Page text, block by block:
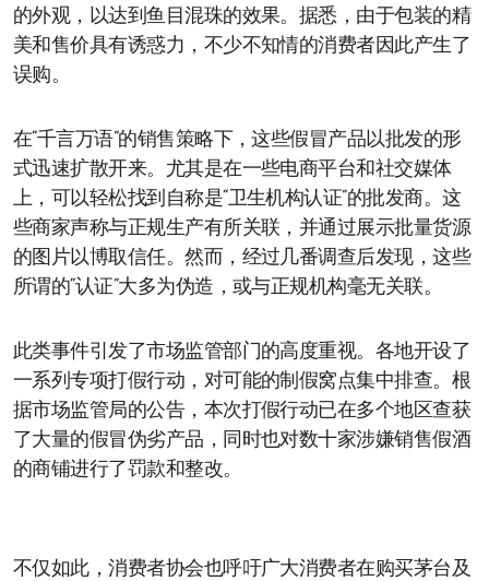
的外观，以达到鱼目混珠的效果。据悉，由于包装的精
美和售价具有诱惑力，不少不知情的消费者因此产生了
误购。
在“千言万语”的销售策略下，这些假冒产品以批发的形
式迅速扩散开来。尤其是在一些电商平台和社交媒体
上，可以轻松找到自称是“卫生机构认证”的批发商。这
些商家声称与正规生产有所关联，并通过展示批量货源
的图片以博取信任。然而，经过几番调查后发现，这些
所谓的“认证”大多为伪造，或与正规机构毫无关联。
此类事件引发了市场监管部门的高度重视。各地开设了
一系列专项打假行动，对可能的制假窝点集中排查。根
据市场监管局的公告，本次打假行动已在多个地区查获
了大量的假冒伪劣产品，同时也对数十家涉嫌销售假酒
的商铺进行了罚款和整改。
不仅如此，消费者协会也呼吁广大消费者在购买茅台及